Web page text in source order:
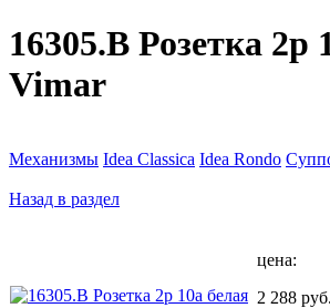
16305.B Розетка 2p
Vimar
Механизмы Idea Classica Idea Rondo
Назад в раздел
цена:
2 288 руб.